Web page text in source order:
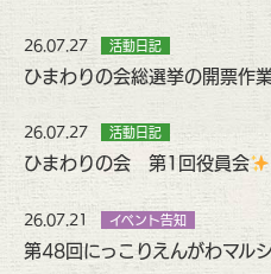
26.07.27 活動日記
ひまわりの会総選挙の開票作
26.07.27 活動日記
ひまわりの会 第1回役員会
26.07.21 イベント告知
第48回にっこりえんがわマル